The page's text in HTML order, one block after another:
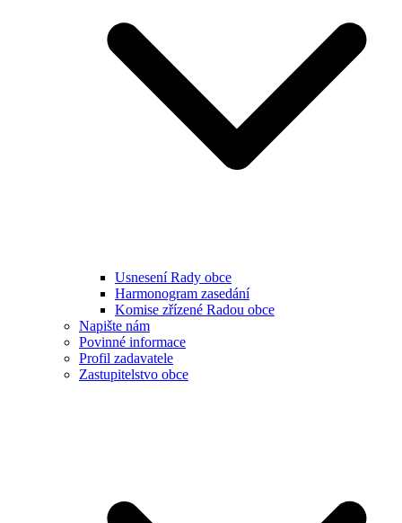
Usnesení Rady obce
Harmonogram zasedání
Komise zřízené Radou obce
Napište nám
Povinné informace
Profil zadavatele
Zastupitelstvo obce